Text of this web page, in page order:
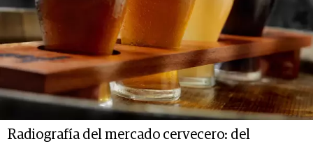
Radiografía del mercado cervecero: del